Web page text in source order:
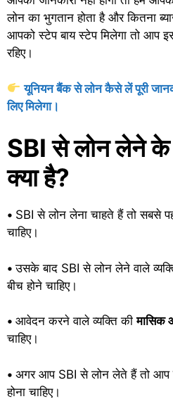
लोन का भुगतान होता है और कितना
आपको स्टेप बाय स्टेप मिलेगा तो आप
रहिए।
यूनियन बैंक से लोन कैसे लें पूरी
लिए मिलेगा।
SBI से लोन लेने के
क्या है?
• SBI से लोन लेना चाहते हैं तो सबसे
चाहिए।
•उसके बाद SBI से लोन लेने वाले
बीच होने चाहिए।
• आवेदन करने वाले व्यक्ति कीमासिक
चाहिए।
• अगर आप SBI से लोन लेते हैं तो आप
होना चाहिए।